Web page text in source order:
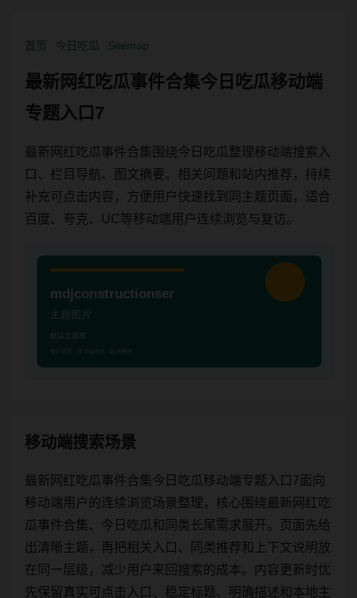
首页 今日吃瓜 Sitemap
最新网红吃瓜事件合集今日吃瓜移动端
专题入口7
最新网红吃瓜事件合集围绕今日吃瓜整理移动端搜索入
口、栏目导航、图文摘要、相关问题和站内推荐，持续
补充可点击内容，方便用户快速找到同主题页面，适合
百度、夸克、UC等移动端用户连续浏览与复访。
移动端搜索场景
最新网红吃瓜事件合集今日吃瓜移动端专题入口7面向
移动端用户的连续浏览场景整理，核心围绕最新网红吃
瓜事件合集、今日吃瓜和同类长尾需求展开。页面先给
出清晰主题，再把相关入口、同类推荐和上下文说明放
在同一层级，减少用户来回搜索的成本。内容更新时优
先保留真实可点击入口、稳定标题、明确描述和本地主